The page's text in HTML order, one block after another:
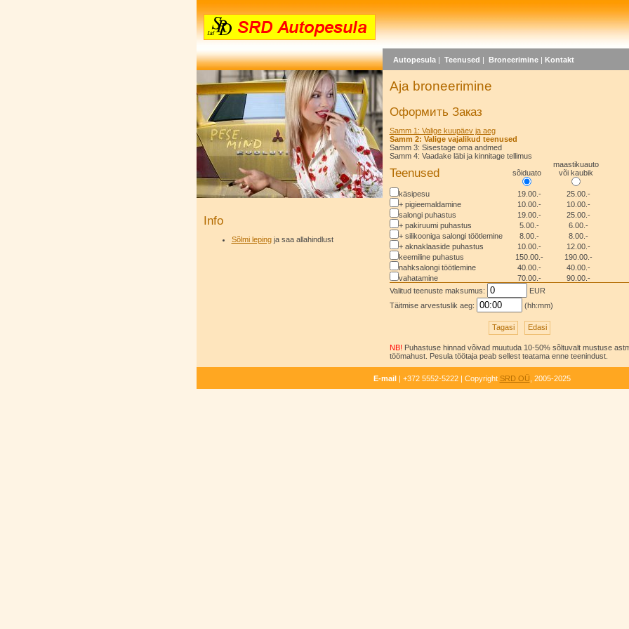
Autopesula| Teenused | Broneerimine| Kontakt
Info
Sõlmi lepingja saa allahindlust
Aja broneerimine
Оформить Заказ
Samm 1: Valige kuupäev ja aeg
Samm 2: Valige vajalikud teenused
Samm 3: Sisestage oma andmed
Samm 4: Vaadake läbi ja kinnitage tellimus
Teenused sõiduato
maastikuauto
või kaubik
käsipesu 19.00.-
25.00.-
+ pigieemaldamine
10.00.-
10.00.-
salongi puhastus
19.00.-
25.00.-
+ pakiruumi puhastus
5.00.-
6.00.-
+ silikooniga salongi töötlemine
8.00.-
8.00.-
+ aknaklaaside puhastus
10.00.-
12.00.-
keemiline puhastus
150.00.-
190.00.-
nahksalongi töötlemine
40.00.-
40.00.-
vahatamine
70.00.-
90.00.-
Valitud teenuste maksumus:
EUR
Täitmise arvestuslik aeg:
(hh:mm)
NB! Puhastuse hinnad võivad muutuda 10-50% sõltuvalt mustuse
töömahust. Pesula töötaja peab sellest teatama enne teenindust.
E-mail| +372 5552-5222 | Copyright SRD OÜ , 2005-2025